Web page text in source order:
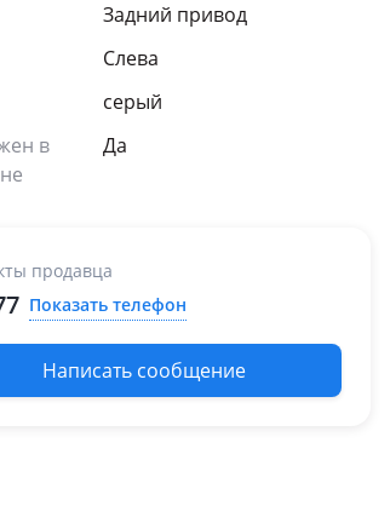
Задний привод
Слева
серый
в
Да
продавца
Показать телефон
Написать сообщение